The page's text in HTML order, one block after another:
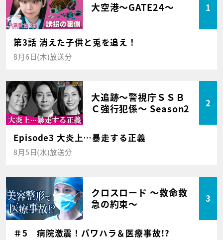
大空港～GATE24～ 1
第3話 消えた子供と兎を追え！
8月6日(木)放送分
大追跡～警視庁ＳＳＢ
Ｃ強行犯係～ Season2
2
Episode3 大炎上…暴走する正義
8月5日(水)放送分
クロスロード ～救命救
急の約束～
3
＃5 病院激震！パワハラ＆医療事故!?